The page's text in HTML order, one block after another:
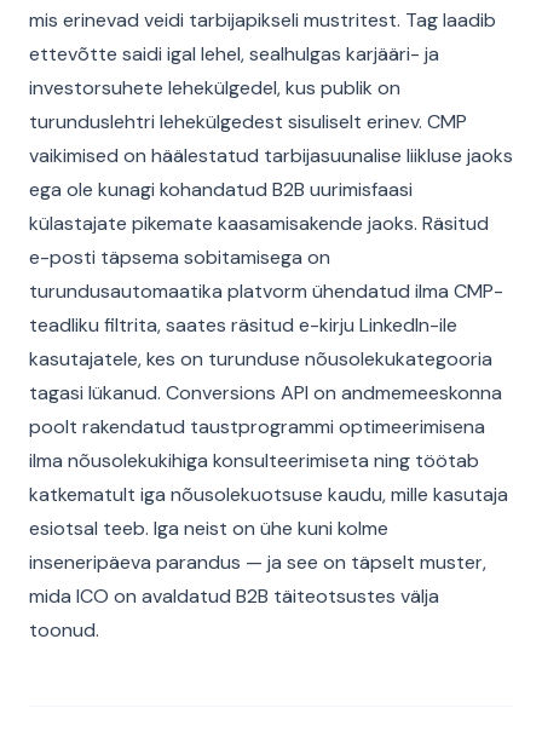
mis erinevad veidi tarbijapikseli mustritest. Tag laadib
ettevõtte saidi igal lehel, sealhulgas karjääri- ja
investorsuhete lehekülgedel, kus publik on
turunduslehtri lehekülgedest sisuliselt erinev. CMP
vaikimised on häälestatud tarbijasuunalise liikluse jaoks
ega ole kunagi kohandatud B2B uurimisfaasi
külastajate pikemate kaasamisakende jaoks. Räsitud
e-posti täpsema sobitamisega on
turundusautomaatika platvorm ühendatud ilma CMP-
teadliku filtrita, saates räsitud e-kirju LinkedIn-ile
kasutajatele, kes on turunduse nõusolekukategooria
tagasi lükanud. Conversions API on andmemeeskonna
poolt rakendatud taustprogrammi optimeerimisena
ilma nõusolekukihiga konsulteerimiseta ning töötab
katkematult iga nõusolekuotsuse kaudu, mille kasutaja
esiotsal teeb. Iga neist on ühe kuni kolme
inseneripäeva parandus — ja see on täpselt muster,
mida ICO on avaldatud B2B täiteotsustes välja
toonud.